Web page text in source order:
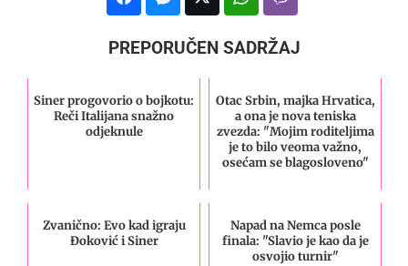
PREPORUČEN SADRŽAJ
Siner progovorio o bojkotu:
Reči Italijana snažno
odjeknule
Otac Srbin, majka Hrvatica,
a ona je nova teniska
zvezda: "Mojim roditeljima
je to bilo veoma važno,
osećam se blagosloveno"
Zvanično: Evo kad igraju
Đoković i Siner
Napad na Nemca posle
finala: "Slavio je kao da je
osvojio turnir"